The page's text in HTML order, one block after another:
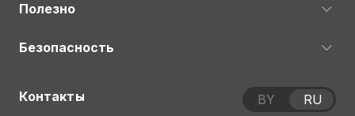
Полезно
Безопасность
Контакты BY RU